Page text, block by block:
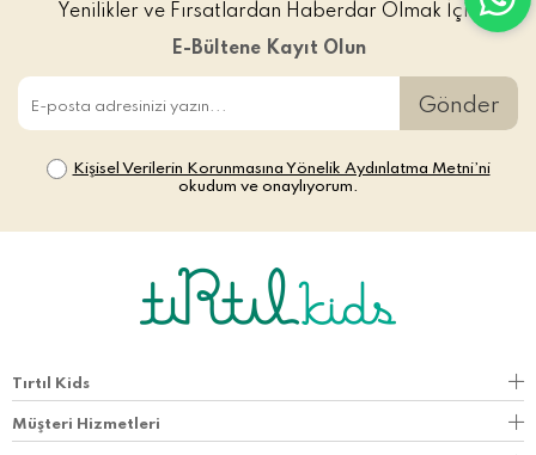
Yenilikler ve Fırsatlardan Haberdar Olmak İçin
E-Bültene Kayıt Olun
Gönder
Kişisel Verilerin Korunmasına Yönelik Aydınlatma Metni’ni
okudum ve onaylıyorum.
Tırtıl Kids
Müşteri Hizmetleri